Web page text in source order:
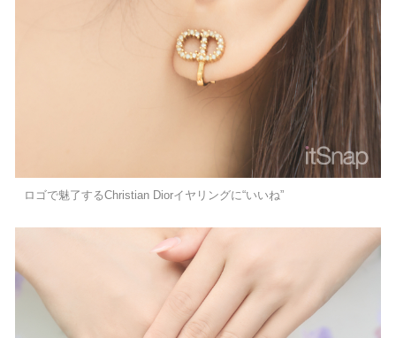
ロゴで魅了するChristian Diorイヤリングに“いいね”